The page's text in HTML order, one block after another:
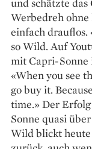
und schätzte
Werbedreh
einfach drauflos.
so Wild. Auf
mit Capri-Sonne
«When you see
go buy it.
time.» Der
Sonne quasi
Wild blickt